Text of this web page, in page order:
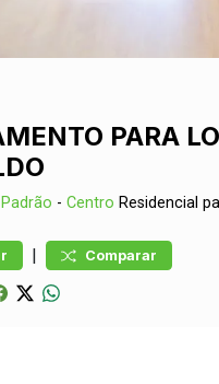
PARA
Padrão - Centro Residencial
| Comparar